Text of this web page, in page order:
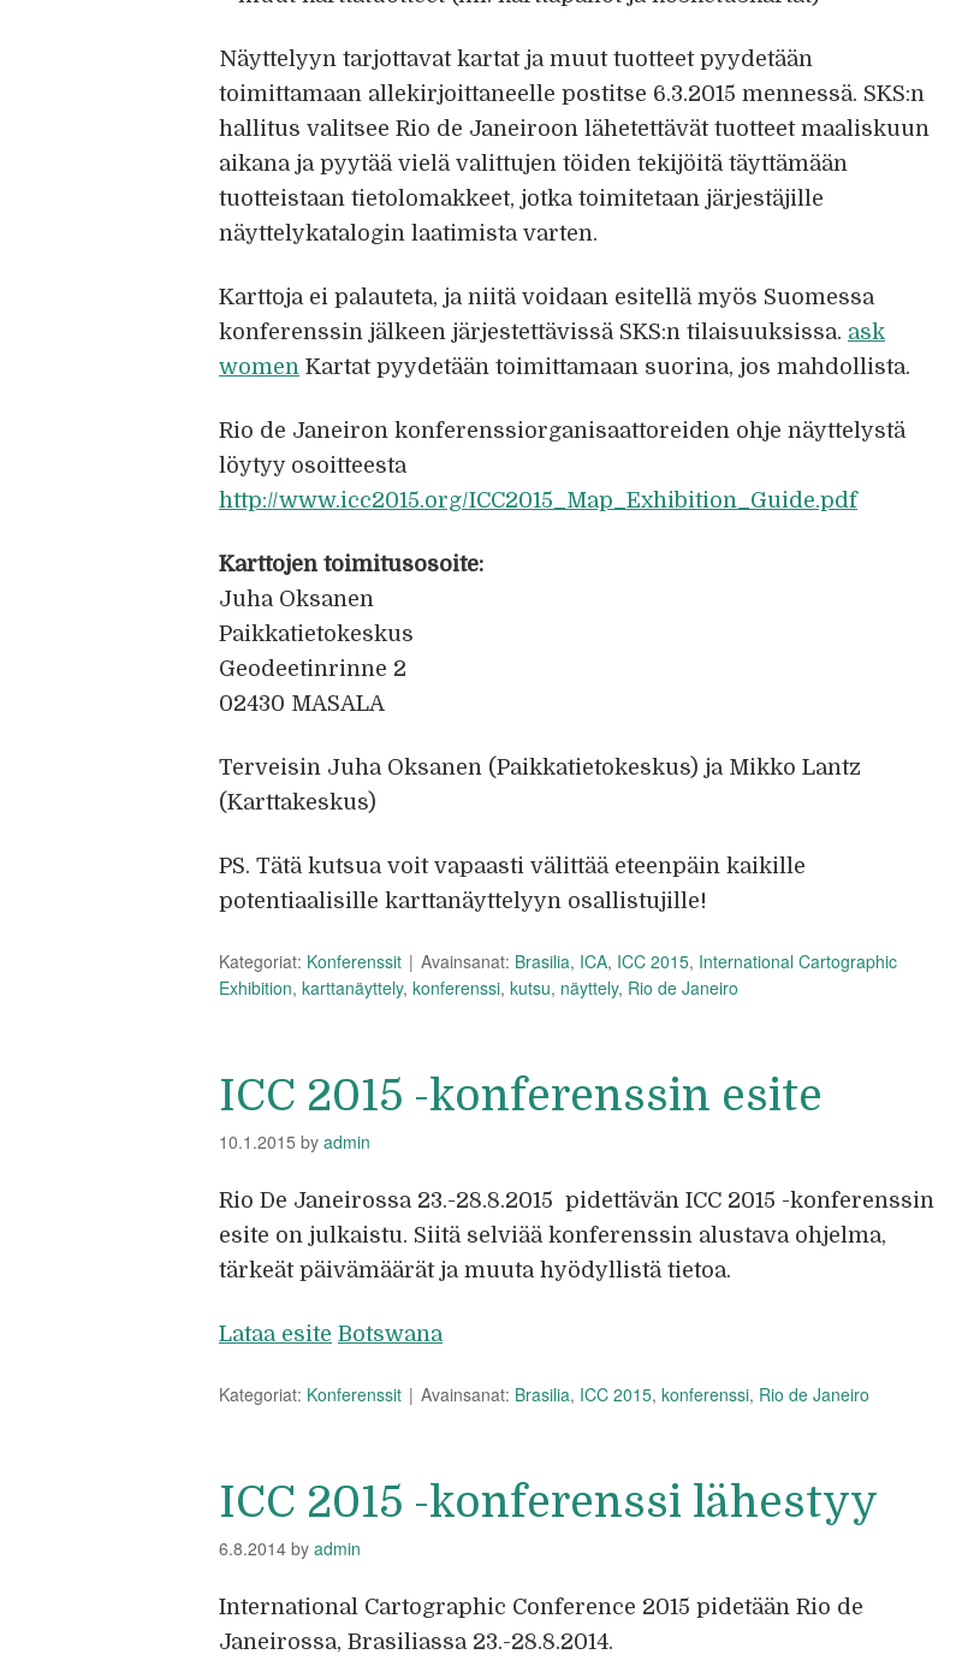
Näyttelyyn tarjottavat kartat ja muut tuotteet pyydetään
toimittamaan allekirjoittaneelle postitse 6.3.2015 mennessä. SKS:n
hallitus valitsee Rio de Janeiroon lähetettävät tuotteet maaliskuun
aikana ja pyytää vielä valittujen töiden tekijöitä täyttämään
tuotteistaan tietolomakkeet, jotka toimitetaan järjestäjille
näyttelykatalogin laatimista varten.
Karttoja ei palauteta, ja niitä voidaan esitellä myös Suomessa
konferenssin jälkeen järjestettävissä SKS:n tilaisuuksissa. ask
women Kartat pyydetään toimittamaan suorina, jos mahdollista.
Rio de Janeiron konferenssiorganisaattoreiden ohje näyttelystä
löytyy osoitteesta
http://www.icc2015.org/ICC2015_Map_Exhibition_Guide.pdf
Karttojen toimitusosoite:
Juha Oksanen
Paikkatietokeskus
Geodeetinrinne 2
02430 MASALA
Terveisin Juha Oksanen (Paikkatietokeskus) ja Mikko Lantz
(Karttakeskus)
PS. Tätä kutsua voit vapaasti välittää eteenpäin kaikille
potentiaalisille karttanäyttelyyn osallistujille!
Kategoriat: Konferenssit Avainsanat: Brasilia, ICA, ICC 2015, International Cartographic
Exhibition, karttanäyttely, konferenssi, kutsu, näyttely, Rio de Janeiro
ICC 2015 -konferenssin esite
10.1.2015 by admin
Rio De Janeirossa 23.-28.8.2015 pidettävän ICC 2015 -konferenssin
esite on julkaistu. Siitä selviää konferenssin alustava ohjelma,
tärkeät päivämäärät ja muuta hyödyllistä tietoa.
Lataa esite Botswana
Kategoriat: Konferenssit Avainsanat: Brasilia, ICC 2015, konferenssi, Rio de Janeiro
ICC 2015 -konferenssi lähestyy
6.8.2014 by admin
International Cartographic Conference 2015 pidetään Rio de
Janeirossa, Brasiliassa 23.-28.8.2014.